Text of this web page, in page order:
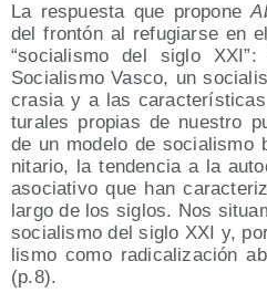
La res­pues­ta que pro­po­ne
del fron­tón al refu­giar­se en
socia­lis­mo del siglo XXI :
Socia­lis­mo Vas­co, un
cra­sia y a las
tu­ra­les pro­pias de nues­tro
de un mode­lo de socia­lis­mo
ni­ta­rio, la ten­den­cia a la
aso­cia­ti­vo que han
lar­go de los siglos. Nos
socia­lis­mo del siglo XXI y,
lis­mo como radi­ca­li­za­ción
(p.8).